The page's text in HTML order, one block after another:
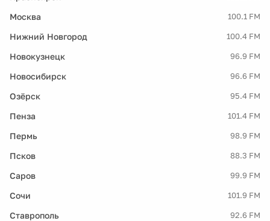
Москва 100.1 FM
Нижний Новгород 100.4 FM
Новокузнецк 96.9 FM
Новосибирск 96.6 FM
Озёрск 95.4 FM
Пенза 101.4 FM
Пермь 98.9 FM
Псков 88.3 FM
Саров 99.9 FM
Сочи 101.9 FM
Ставрополь 92.6 FM